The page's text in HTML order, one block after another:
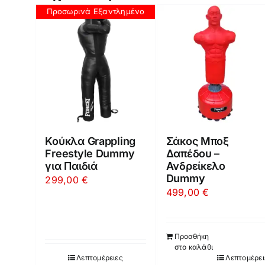
Προσωρινά Εξαντλημένο
Κούκλα Grappling
Freestyle Dummy
για Παιδιά
299,00€
Λεπτομέρειες
Σάκος Μποξ
Δαπέδου –
Ανδρείκελο
Dummy
499,00€
Προσθήκη
στο καλάθι